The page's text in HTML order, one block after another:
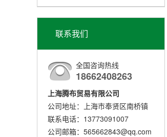
联系我们
全国咨询热线
18662408263
上海腾布贸易有限公司
公司地址：上海市奉贤区南桥镇
联系电话：13773091007
公司邮箱：565662843@qq.com